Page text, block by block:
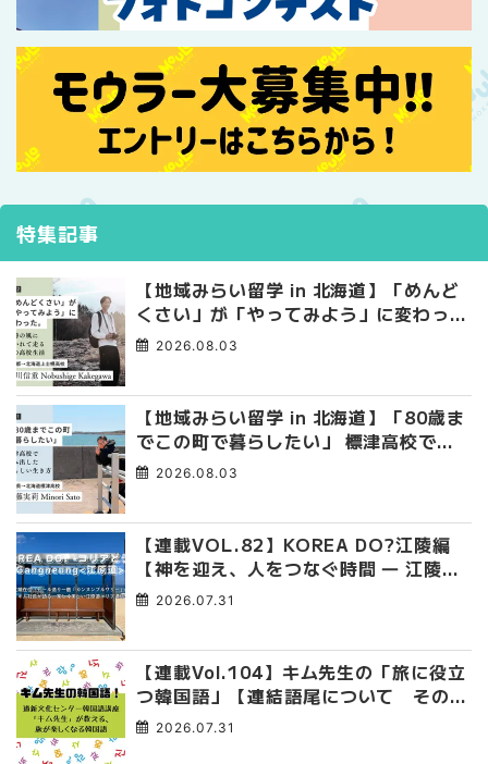
特集記事
【地域みらい留学 in 北海道】「めんど
くさい」が「やってみよう」に変わっ
た。 十勝の風に吹かれて走る、僕の泥
2026.08.03
【地域みらい留学 in 北海道】「80歳ま
でこの町で暮らしたい」 標津高校で踏
み出した、私らしい生き方
2026.08.03
【連載VOL.82】KOREA DO?江陵編
【神を迎え、人をつなぐ時間 ― 江陵端
午祭 】
2026.07.31
【連載Vol.104】キム先生の「旅に役立
つ韓国語」【連結語尾について その
4】2026.07.31